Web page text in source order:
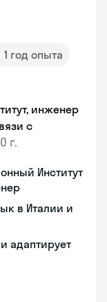
1 год опыта
инженер
с
г.
Институт
в Италии и
адаптирует